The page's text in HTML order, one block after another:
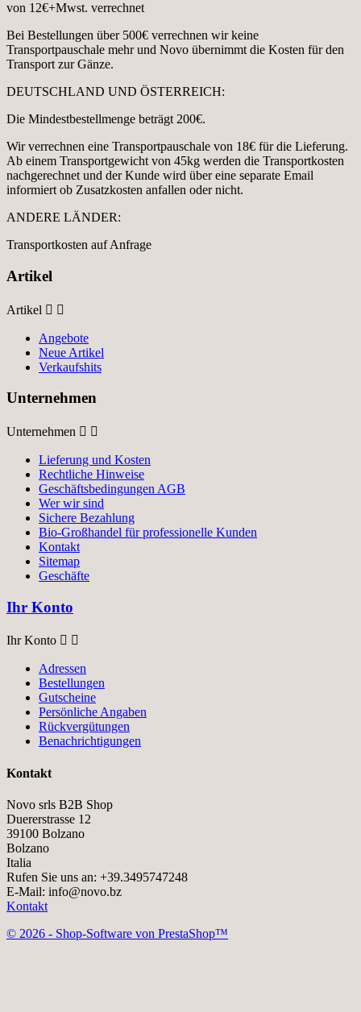
von 12€+Mwst. verrechnet
Bei Bestellungen über 500€ verrechnen wir keine
Transportpauschale mehr und Novo übernimmt die Kosten für den
Transport zur Gänze.
DEUTSCHLAND UND ÖSTERREICH:
Die Mindestbestellmenge beträgt 200€.
Wir verrechnen eine Transportpauschale von 18€ für die Lieferung.
Ab einem Transportgewicht von 45kg werden die Transportkosten
nachgerechnet und der Kunde wird über eine separate Email
informiert ob Zusatzkosten anfallen oder nicht.
ANDERE LÄNDER:
Transportkosten auf Anfrage
Artikel
Artikel  
Angebote
Neue Artikel
Verkaufshits
Unternehmen
Unternehmen  
Lieferung und Kosten
Rechtliche Hinweise
Geschäftsbedingungen AGB
Wer wir sind
Sichere Bezahlung
Bio-Großhandel für professionelle Kunden
Kontakt
Sitemap
Geschäfte
Ihr Konto
Ihr Konto  
Adressen
Bestellungen
Gutscheine
Persönliche Angaben
Rückvergütungen
Benachrichtigungen
Kontakt
Novo srls B2B Shop
Duererstrasse 12
39100 Bolzano
Bolzano
Italia
Rufen Sie uns an: +39.3495747248
E-Mail: info@novo.bz
Kontakt
© 2026 - Shop-Software von PrestaShop™